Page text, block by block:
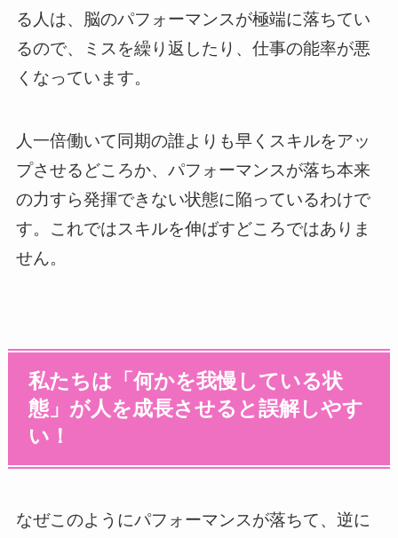
る人は、脳のパフォーマンスが極端に落ちてい
るので、ミスを繰り返したり、仕事の能率が悪
くなっています。
人一倍働いて同期の誰よりも早くスキルをアッ
プさせるどころか、パフォーマンスが落ち本来
の力すら発揮できない状態に陥っているわけで
す。これではスキルを伸ばすどころではありま
せん。
私たちは「何かを我慢している状
態」が人を成長させると誤解しやす
い！
なぜこのようにパフォーマンスが落ちて、逆に